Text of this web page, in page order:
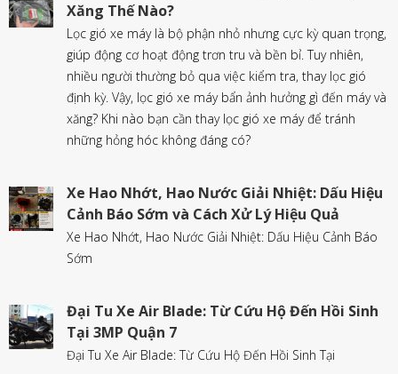
Xăng Thế Nào?
Lọc gió xe máy là bộ phận nhỏ nhưng cực kỳ quan trọng,
giúp động cơ hoạt động trơn tru và bền bỉ. Tuy nhiên,
nhiều người thường bỏ qua việc kiểm tra, thay lọc gió
định kỳ. Vậy, lọc gió xe máy bẩn ảnh hưởng gì đến máy và
xăng? Khi nào bạn cần thay lọc gió xe máy để tránh
những hỏng hóc không đáng có?
Xe Hao Nhớt, Hao Nước Giải Nhiệt: Dấu Hiệu
Cảnh Báo Sớm và Cách Xử Lý Hiệu Quả
Xe Hao Nhớt, Hao Nước Giải Nhiệt: Dấu Hiệu Cảnh Báo
Sớm
Đại Tu Xe Air Blade: Từ Cứu Hộ Đến Hồi Sinh
Tại 3MP Quận 7
Đại Tu Xe Air Blade: Từ Cứu Hộ Đến Hồi Sinh Tại